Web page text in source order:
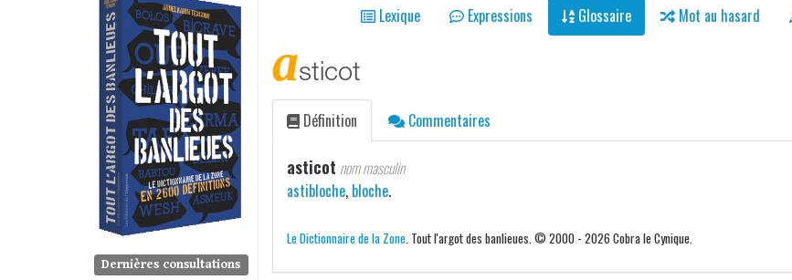
Dernières consultations
Lexique Expressions Glossaire Mot au hasard
asticot
Définition Commentaires
asticot nom masculin
astibloche, bloche.
Le Dictionnaire de la Zone. Tout l'argot des banlieues. © 2000 - 2026 Cobra le Cynique.